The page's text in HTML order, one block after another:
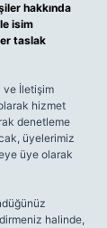
hakkında
isim
taslak
ve İletişim
hizmet
denetleme
üyelerimiz
üye olarak
halinde,